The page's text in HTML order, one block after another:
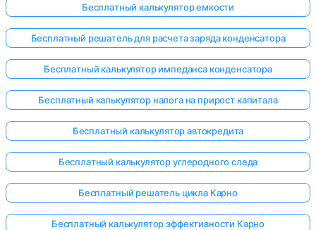
Бесплатный калькулятор емкости
Бесплатный решатель для расчета заряда конденсатора
Бесплатный калькулятор импеданса конденсатора
Бесплатный калькулятор налога на прирост капитала
Бесплатный калькулятор автокредита
Бесплатный калькулятор углеродного следа
Бесплатный решатель цикла Карно
Бесплатный калькулятор эффективности Карно